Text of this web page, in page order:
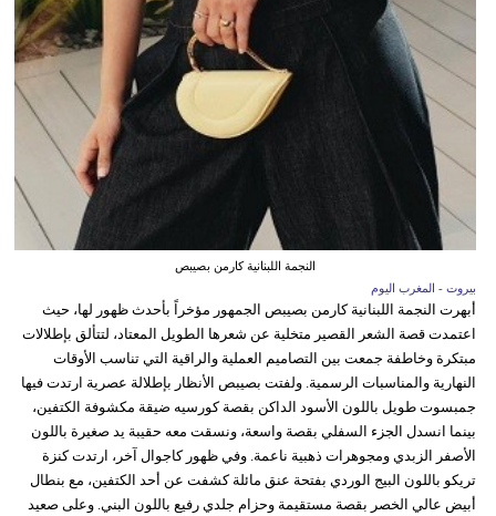
النجمة اللبنانية كارمن بصيبص
بيروت - المغرب اليوم
أبهرت النجمة اللبنانية كارمن بصيبص الجمهور مؤخراً بأحدث ظهور لها، حيث
اعتمدت قصة الشعر القصير متخلية عن شعرها الطويل المعتاد، لتتألق بإطلالات
مبتكرة وخاطفة جمعت بين التصاميم العملية والراقية التي تناسب الأوقات
النهارية والمناسبات الرسمية. ولفتت بصيبص الأنظار بإطلالة عصرية ارتدت فيها
جمبسوت طويل باللون الأسود الداكن بقصة كورسيه ضيقة مكشوفة الكتفين،
بينما انسدل الجزء السفلي بقصة واسعة، ونسقت معه حقيبة يد صغيرة باللون
الأصفر الزبدي ومجوهرات ذهبية ناعمة. وفي ظهور كاجوال آخر، ارتدت كنزة
تريكو باللون البيج الوردي بفتحة عنق مائلة كشفت عن أحد الكتفين، مع بنطال
أبيض عالي الخصر بقصة مستقيمة وحزام جلدي رفيع باللون البني. وعلى صعيد